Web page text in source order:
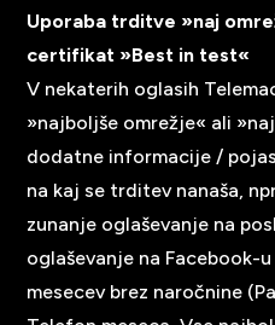
Uporaba trditve »naj
certifikat »Best in test«
V nekaterih oglasih
»najboljše omrežje« ali
dodatne informacije /
na kaj se trditev nanaša,
zunanje oglaševanje na
oglaševanje na Facebook-
mesecev brez naročnine